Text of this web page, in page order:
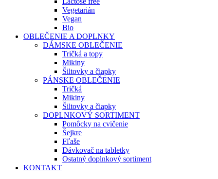
Vegetarián
Vegan
Bio
OBLEČENIE A DOPLNKY
DÁMSKE OBLEČENIE
Tričká a topy
Mikiny
Šiltovky a čiapky
PÁNSKE OBLEČENIE
Tričká
Mikiny
Šiltovky a čiapky
DOPLNKOVÝ SORTIMENT
Pomôcky na cvičenie
Šejkre
Fľaše
Dávkovač na tabletky
Ostatný doplnkový sortiment
KONTAKT